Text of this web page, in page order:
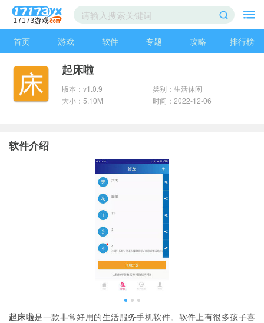
首页 游戏 软件 专题 攻略 排行榜
起床啦
版本：v1.0.9
类别：生活休闲
大小：5.10M
时间：2022-12-06
软件介绍
起床啦是一款非常好用的生活服务手机软件。软件上有很多孩子喜